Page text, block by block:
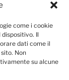
come i cookie
Il
dati come il
Non
su alcune